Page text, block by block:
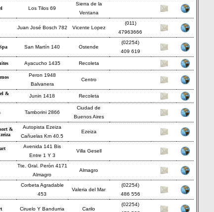
Los Tilos 69
Sierra de la
Ventana
Juan José Bosch 782 Vicente Lopez
(011)
47963666
San Martín 140 Ostende
(02254)
409 619
Ayacucho 1435 Recoleta
Peron 1948
Balvanera
Centro
& Junin 1418 Recoleta
Tamborini 2866
Ciudad de
Buenos Aires
&
Autopista Ezeiza
Cañuelas Km 40.5
Ezeiza
Avenida 141 Bis
Entre 1 Y 3
Villa Gesell
Tte. Gral. Perón 4171
Almagro
Almagro
Corbeta Agradable
453
Valeria del Mar
(02254)
486 556
Ciruelo Y Bandurria Carilo
(02254)